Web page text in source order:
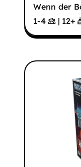
Wenn der
1-4
| 12+